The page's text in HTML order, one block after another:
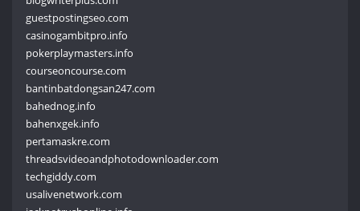
guestpostingseo.com
casinogambitpro.info
pokerplaymasters.info
courseoncourse.com
bantinbatdongsan247.com
bahednog.info
bahenxgek.info
pertamaskre.com
threadsvideoandphotodownloader.com
techgiddy.com
usalivenetwork.com